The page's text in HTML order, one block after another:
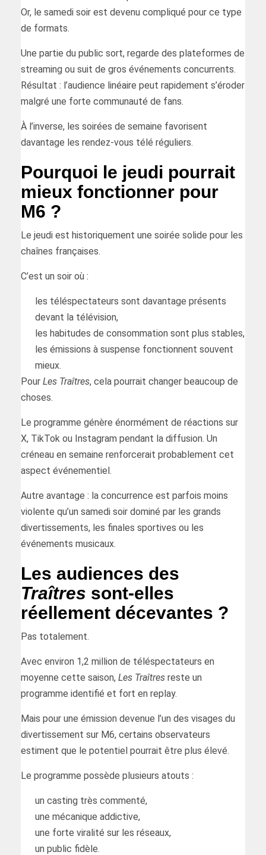
Or, le samedi soir est devenu compliqué pour ce type
de formats.
Une partie du public sort, regarde des plateformes de
streaming ou suit de gros événements concurrents.
Résultat : l’audience linéaire peut rapidement s’éroder
malgré une forte communauté de fans.
À l’inverse, les soirées de semaine favorisent
davantage les rendez-vous télé réguliers.
Pourquoi le jeudi pourrait
mieux fonctionner pour
M6 ?
Le jeudi est historiquement une soirée solide pour les
chaînes françaises.
C’est un soir où :
les téléspectateurs sont davantage présents
devant la télévision,
les habitudes de consommation sont plus stables,
les émissions à suspense fonctionnent souvent
mieux.
Pour Les Traîtres, cela pourrait changer beaucoup de
choses.
Le programme génère énormément de réactions sur
X, TikTok ou Instagram pendant la diffusion. Un
créneau en semaine renforcerait probablement cet
aspect événementiel.
Autre avantage : la concurrence est parfois moins
violente qu’un samedi soir dominé par les grands
divertissements, les finales sportives ou les
événements musicaux.
Les audiences des
Traîtres sont-elles
réellement décevantes ?
Pas totalement.
Avec environ 1,2 million de téléspectateurs en
moyenne cette saison, Les Traîtres reste un
programme identifié et fort en replay.
Mais pour une émission devenue l’un des visages du
divertissement sur M6, certains observateurs
estiment que le potentiel pourrait être plus élevé.
Le programme possède plusieurs atouts :
un casting très commenté,
une mécanique addictive,
une forte viralité sur les réseaux,
un public fidèle.